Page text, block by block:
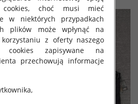
cookies, choć musi mieć
w niektórych przypadkach
plików może wpłynąć na
z oferty naszego
cookies zapisywane na
przechowują informacje